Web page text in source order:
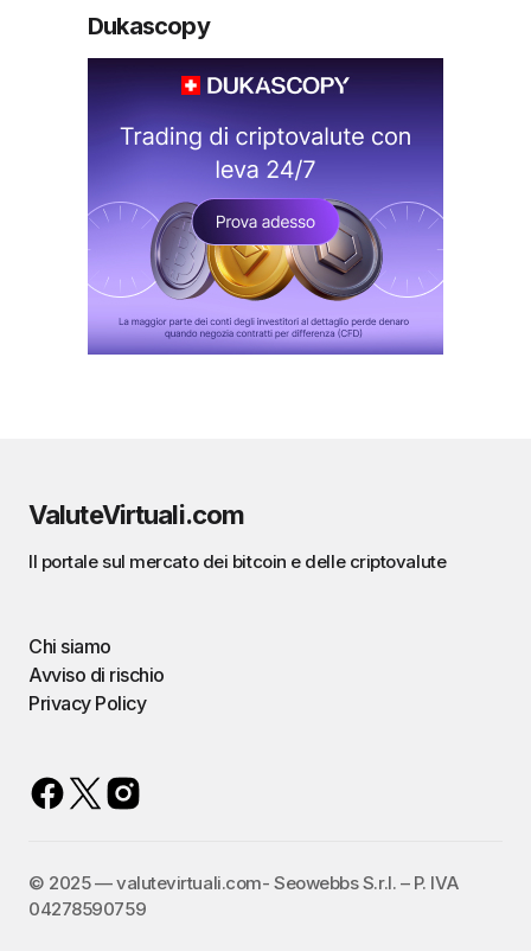
Dukascopy
ValuteVirtuali.com
Il portale sul mercato dei bitcoin e delle criptovalute
Chi siamo
Avviso di rischio
Privacy Policy
©️ 2025 — valutevirtuali.com- Seowebbs S.r.l. – P. IVA
04278590759